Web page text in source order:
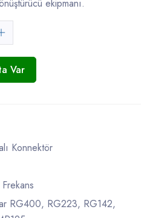
ekipmanı.
Var
Konnektör
RG400, RG223, RG142,